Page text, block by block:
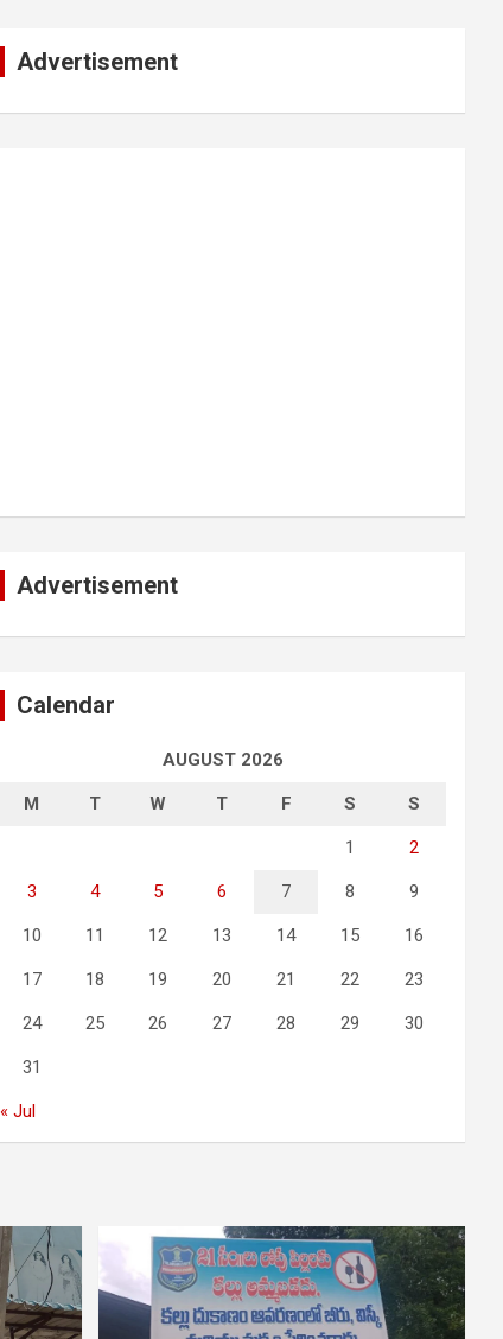
Advertisement
Advertisement
Calendar
AUGUST 2026
M T W T F S S
1 2
3 4 5 6 7 8 9
10 11 12 13 14 15 16
17 18 19 20 21 22 23
24 25 26 27 28 29 30
31
« Jul